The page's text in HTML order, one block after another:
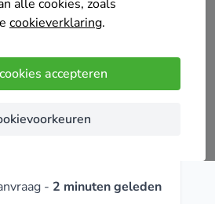
alle cookies, zoals
cookieverklaring.
accepteren
- 2 minuten geleden